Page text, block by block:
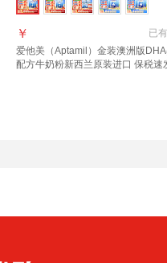
已有
￥
爱他美（Aptamil）金装澳洲版
配方牛奶粉新西兰原装进口 保税速